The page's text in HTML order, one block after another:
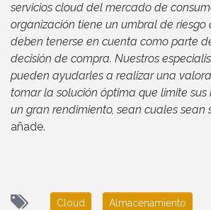
servicios cloud del mercado de
organización tiene un umbral de riesgo
deben tenerse en cuenta como parte
decisión de compra. Nuestros
pueden ayudarles a realizar una
tomar la solución óptima que limite sus
un gran rendimiento, sean cuales sean
añade.
Cloud Almacenamiento